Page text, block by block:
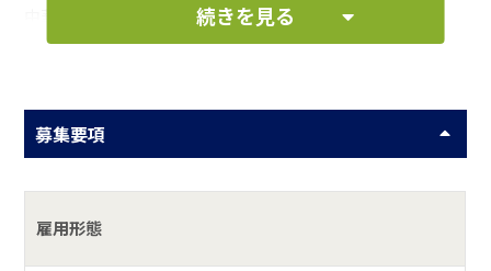
地元農家の新鮮な野菜など、厳選された食材を使った本格的
タッフ同士の仲が良く、未経験者でも安心して働ける環境で
す。
続きを見る
募集要項
雇用形態